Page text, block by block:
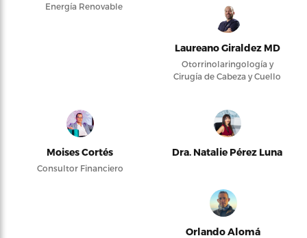
Energía Renovable
Laureano Giraldez MD
Otorrinolaringología y
Cirugía de Cabeza y Cuello
Moises Cortés
Consultor Financiero
Dra. Natalie Pérez Luna
Orlando Alomá